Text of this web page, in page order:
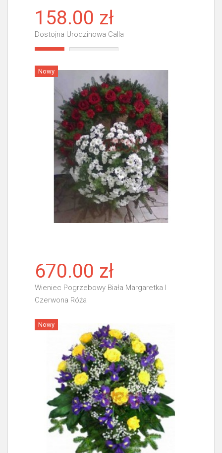
158.00 zł
Dostojna Urodzinowa Calla
Nowy
670.00 zł
Wieniec Pogrzebowy Biała Margaretka I
Czerwona Róża
Więcej
Nowy